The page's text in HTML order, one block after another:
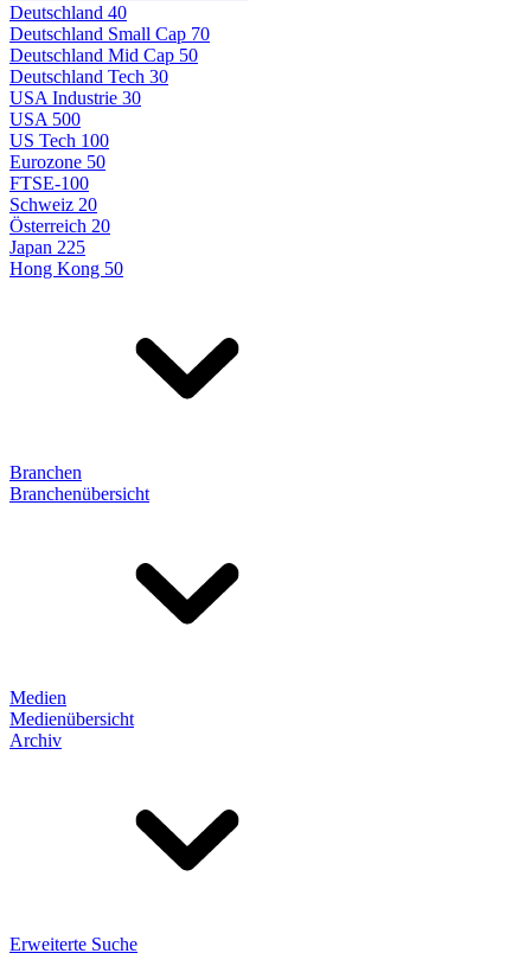
Deutschland 40
Deutschland Small Cap 70
Deutschland Mid Cap 50
Deutschland Tech 30
USA Industrie 30
USA 500
US Tech 100
Eurozone 50
FTSE-100
Schweiz 20
Österreich 20
Japan 225
Hong Kong 50
Branchen
Branchenübersicht
Medien
Medienübersicht
Archiv
Erweiterte Suche